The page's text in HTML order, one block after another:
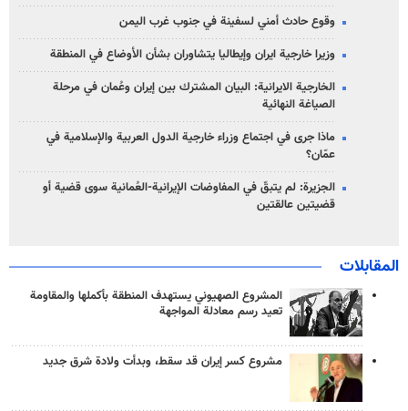
وقوع حادث أمني لسفينة في جنوب غرب اليمن
وزيرا خارجية ايران وإيطاليا يتشاوران بشأن الأوضاع في المنطقة
الخارجية الايرانية: البيان المشترك بين إيران وعُمان في مرحلة
الصياغة النهائية
ماذا جرى في اجتماع وزراء خارجية الدول العربية والإسلامية في
عمّان؟
الجزيرة: لم يتبقّ في المفاوضات الإيرانية-العُمانية سوى قضية أو
قضيتين عالقتين
المقابلات
المشروع الصهيوني يستهدف المنطقة بأكملها والمقاومة
تعيد رسم معادلة المواجهة
مشروع كسر إيران قد سقط، وبدأت ولادة شرق جديد